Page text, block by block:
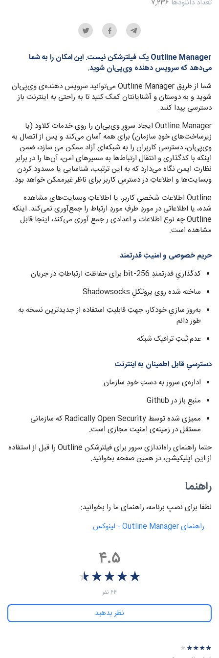
تعداد دانلودها ۷,۲۳۶
Outline Manager یک فیلترشکن نیست. این امکان را به شما
می‌‌دهد که سرویس دهنده وی‌پی‌ان شوید.
شما از طریق Outline Manager می‌‌توانید سرویس دهنده‌ی وی‌پی‌ان
شوید و به دوستان و آشنایانتان کمک کنید تا به راحتی به اینترنت باز
دسترسی پیدا کنند.
Outline Manager ایجاد سروِرِ وی‌پی‌ان را روی خدمات کلاود (یا
زیرساخت‌های خودِ سازمان) برای همه آسان می‌کند و پس از اتصال به
وی‌پی‌ان، دسترسی کاربران را به شبکه‌ای آزاد ممکن می سازد، ضمن
اینکه با کدگذاری و انتقال ارتباط‌ها به مسیرهای امن، آن‌ها را در برابر
نظارت ایمن نگاه می‌دارد که به این ترتیب، شناسایی یا مسدود کردن
وبسایت‌ها و اطلاعاتِ در دسترسِ کاربر برای ناظر غیرممکن خواهد بود.
Outline اطلاعات شخصیِ کاربر، یا اطلاعاتِ وبسایت‌های مشاهده
شده، یا اطلاعاتی در موردِ طرفِ موردِ ارتباط را جمع‌آوری نمی‌کند. اینکه
Outline چه نوع اطلاعات و اعدادی ر جمع آوری می‌کند، اینجا قابل
مشاهده است.
حریم خصوصی و امنیتِ قدرتمند
کدگذاریِ قدرتمندِ 256-bit برای حفاظت ارتباطاتِ در جریان
ساخته شده روی پروتکلِ Shadowsocks
به‌روز سازیِ خودکار، جهتِ قابلیتِ استفاده از جدیدترین نسخه به
طور دائم
عدم ثبتِ ترافیک شبکه
دسترسیِ قابل اطمینان به اینترنت
ادار‌ه‌ی سروِر به دستِ خودِ سازمان
منبعِ باز در Github
ممیزی شده توسط Radically Open Security که سازمانی
مستقل در زمینه‌ی امنیت مجازی است.
حتما راهنمای راه‌اندازی سرور برای فیلترشکن Outline را قبل از استفاده
از این اپلیکیشن، در همین صفحه بخوانید.
راهنما
لطفا برای نصبِ برنامه، راهنمای ما را بخوانید:
راهنمای ‫Outline Manager - لینوکس
۴.۵
★★★★★
★
★
★
★
★
‫۶۴ نفر
نظر بدهید
نظر درباره ‫Outline Manager - لینوکس★★★★★
★
★
★
★
★